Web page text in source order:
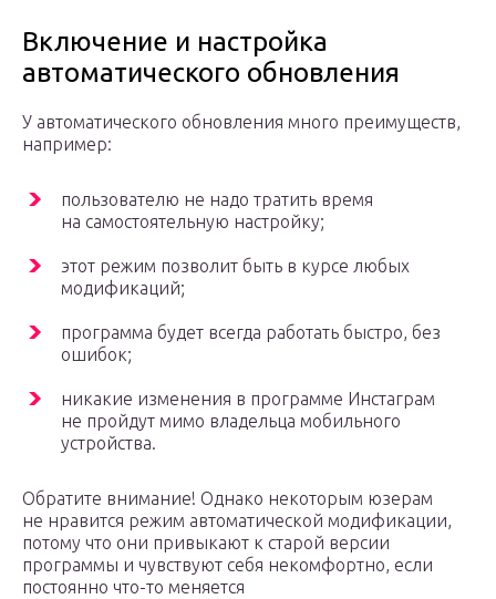
Включение и настройка
автоматического обновления
У автоматического обновления много преимуществ,
например:
пользователю не надо тратить время
на самостоятельную настройку;
этот режим позволит быть в курсе любых
модификаций;
программа будет всегда работать быстро, без
ошибок;
никакие изменения в программе Инстаграм
не пройдут мимо владельца мобильного
устройства.
Обратите внимание! Однако некоторым юзерам
не нравится режим автоматической модификации,
потому что они привыкают к старой версии
программы и чувствуют себя некомфортно, если
постоянно что-то меняется